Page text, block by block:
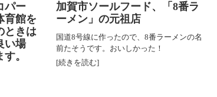
パー
育館を
ときは
い場
。
加賀市ソールフード、「8番ラ
ーメン」の元祖店
国道8号線に作ったので、8番ラーメンの名
前たそうです。おいしかった！
[続きを読む]